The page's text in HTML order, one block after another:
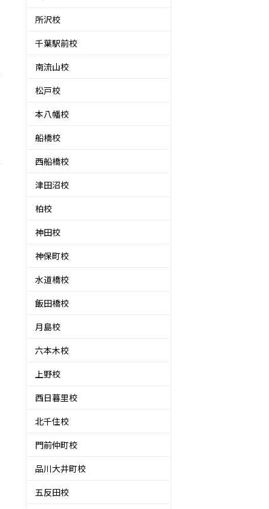
所沢校
千葉駅前校
南流山校
松戸校
本八幡校
船橋校
西船橋校
津田沼校
柏校
神田校
神保町校
水道橋校
飯田橋校
月島校
六本木校
上野校
西日暮里校
北千住校
門前仲町校
品川大井町校
五反田校